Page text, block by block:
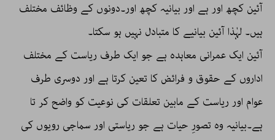
آئین کچھ اور ہے اور بیانیہ کچھ اور۔دونوں کے وظائف مختلف
ہیں۔ لہٰذا آئین بیانیے کا متبادل نہیں ہو سکتا۔
آئین ایک عمرانی معاہدہ ہے جو ایک طرف ریاست کے مختلف
اداروں کے حقوق و فرائض کا تعین کرتا ہے اور دوسری طرف
عوام اور ریاست کے مابین تعلقات کی نوعیت کو واضح کر تا
ہے۔بیانیہ وہ تصورِ حیات ہے جو ریاستی اور سماجی رویوں کی